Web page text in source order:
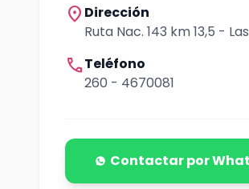
location_on Dirección
Ruta Nac. 143 km 13,5 -
callTeléfono
260 - 4670081
Contactar por